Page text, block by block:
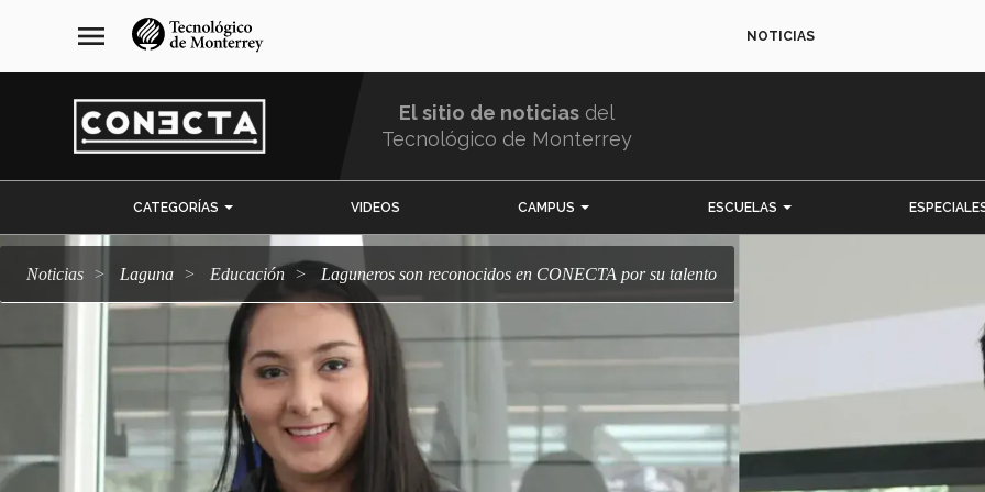
navegación
principal
menu NOTICIAS
El sitio de noticias del
Tecnológico de Monterrey
CATEGORÍAS VIDEOS CAMPUS ESCUELAS
Noticias Laguna Educación Laguneros son reconocidos en CONECTA por su talento